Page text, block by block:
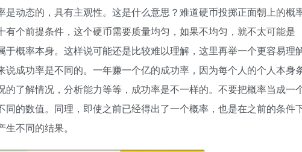
是动态的，具有主观性。这是什么意思？难道硬币投掷正面朝上的概
个前提条件，这个硬币需要质量均匀，如果不均匀，就不太可能是
概率本身。这样说可能还是比较难以理解，这里再举一个更容易理
成功率是不同的。一年赚一个亿的成功率，因为每个人的个人本身
了解情况，分析能力等等，成功率是不一样的。不要把概率当成一
的数值。同理，即使之前已经得出了一个概率，也是在之前的条件
不同的结果。